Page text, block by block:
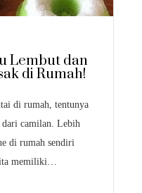
Lembut dan
di Rumah!
di rumah, tentunya
dari camilan. Lebih
di rumah sendiri
memiliki…